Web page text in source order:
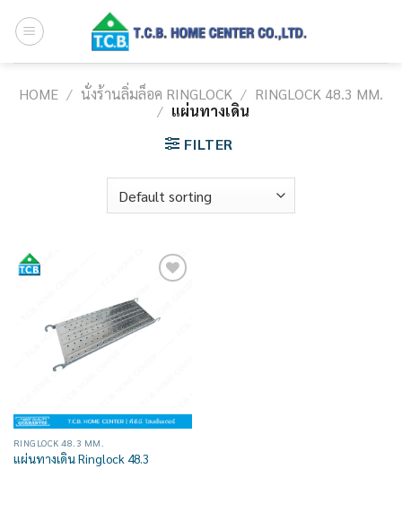
HOME / นั่งร้านลิ่มล็อค RINGLOCK / RINGLOCK 48.3 MM.
/ แผ่นทางเดิน
FILTER
RINGLOCK 48.3 MM.
แผ่นทางเดิน Ringlock 48.3